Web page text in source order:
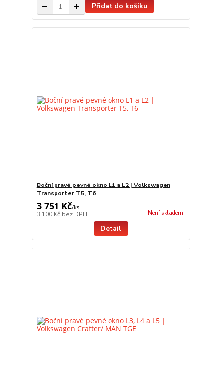
Přidat do košíku
Boční pravé pevné okno L1 a L2 | Volkswagen
Transporter T5, T6
3 751 Kč/ks
3 100 Kč bez DPH Není skladem
Detail